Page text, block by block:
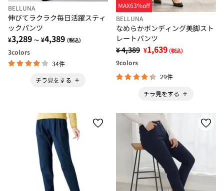
BELLUNA
伸びてラクラク毎日活躍スティ
ックパンツ
¥3,289 ～ ¥4,389 (税込)
3colors
34件
チラ見をする
MAX63%off
BELLUNA
なめらかボンディング美脚スト
レートパンツ
¥ 4,389 ¥1,639 (税込)
9colors
29件
チラ見をする